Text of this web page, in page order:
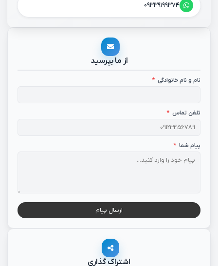
۰۹۳۳۹۱۹۹۳۷۴
از ما بپرسید
نام و نام خانوادگی *
تلفن تماس *
پیام شما *
ارسال پیام
اشتراک گذاری